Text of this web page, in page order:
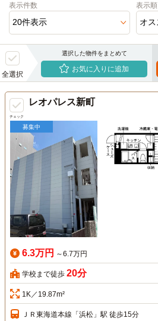
表示件数
表示順
全選択
選択した物件をまとめて
お気に入りに追加
チェック
レオパレス新町
募集中
6.3万円 ～6.7万円
学校まで徒歩 20分
1K／19.87m²
ＪＲ東海道本線「浜松」駅 徒歩15分